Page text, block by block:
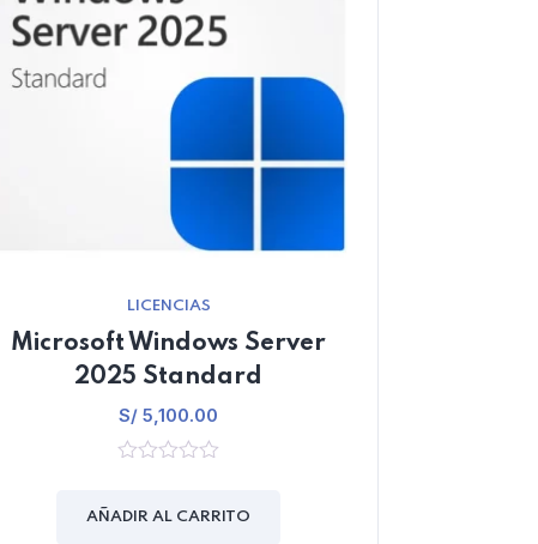
LICENCIAS
Microsoft Windows Server
2025 Standard
S/ 5,100.00
of
AÑADIR AL CARRITO